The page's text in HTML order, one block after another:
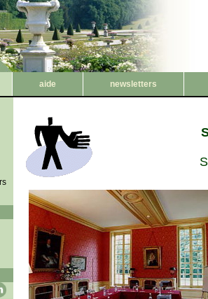
aide newsletters